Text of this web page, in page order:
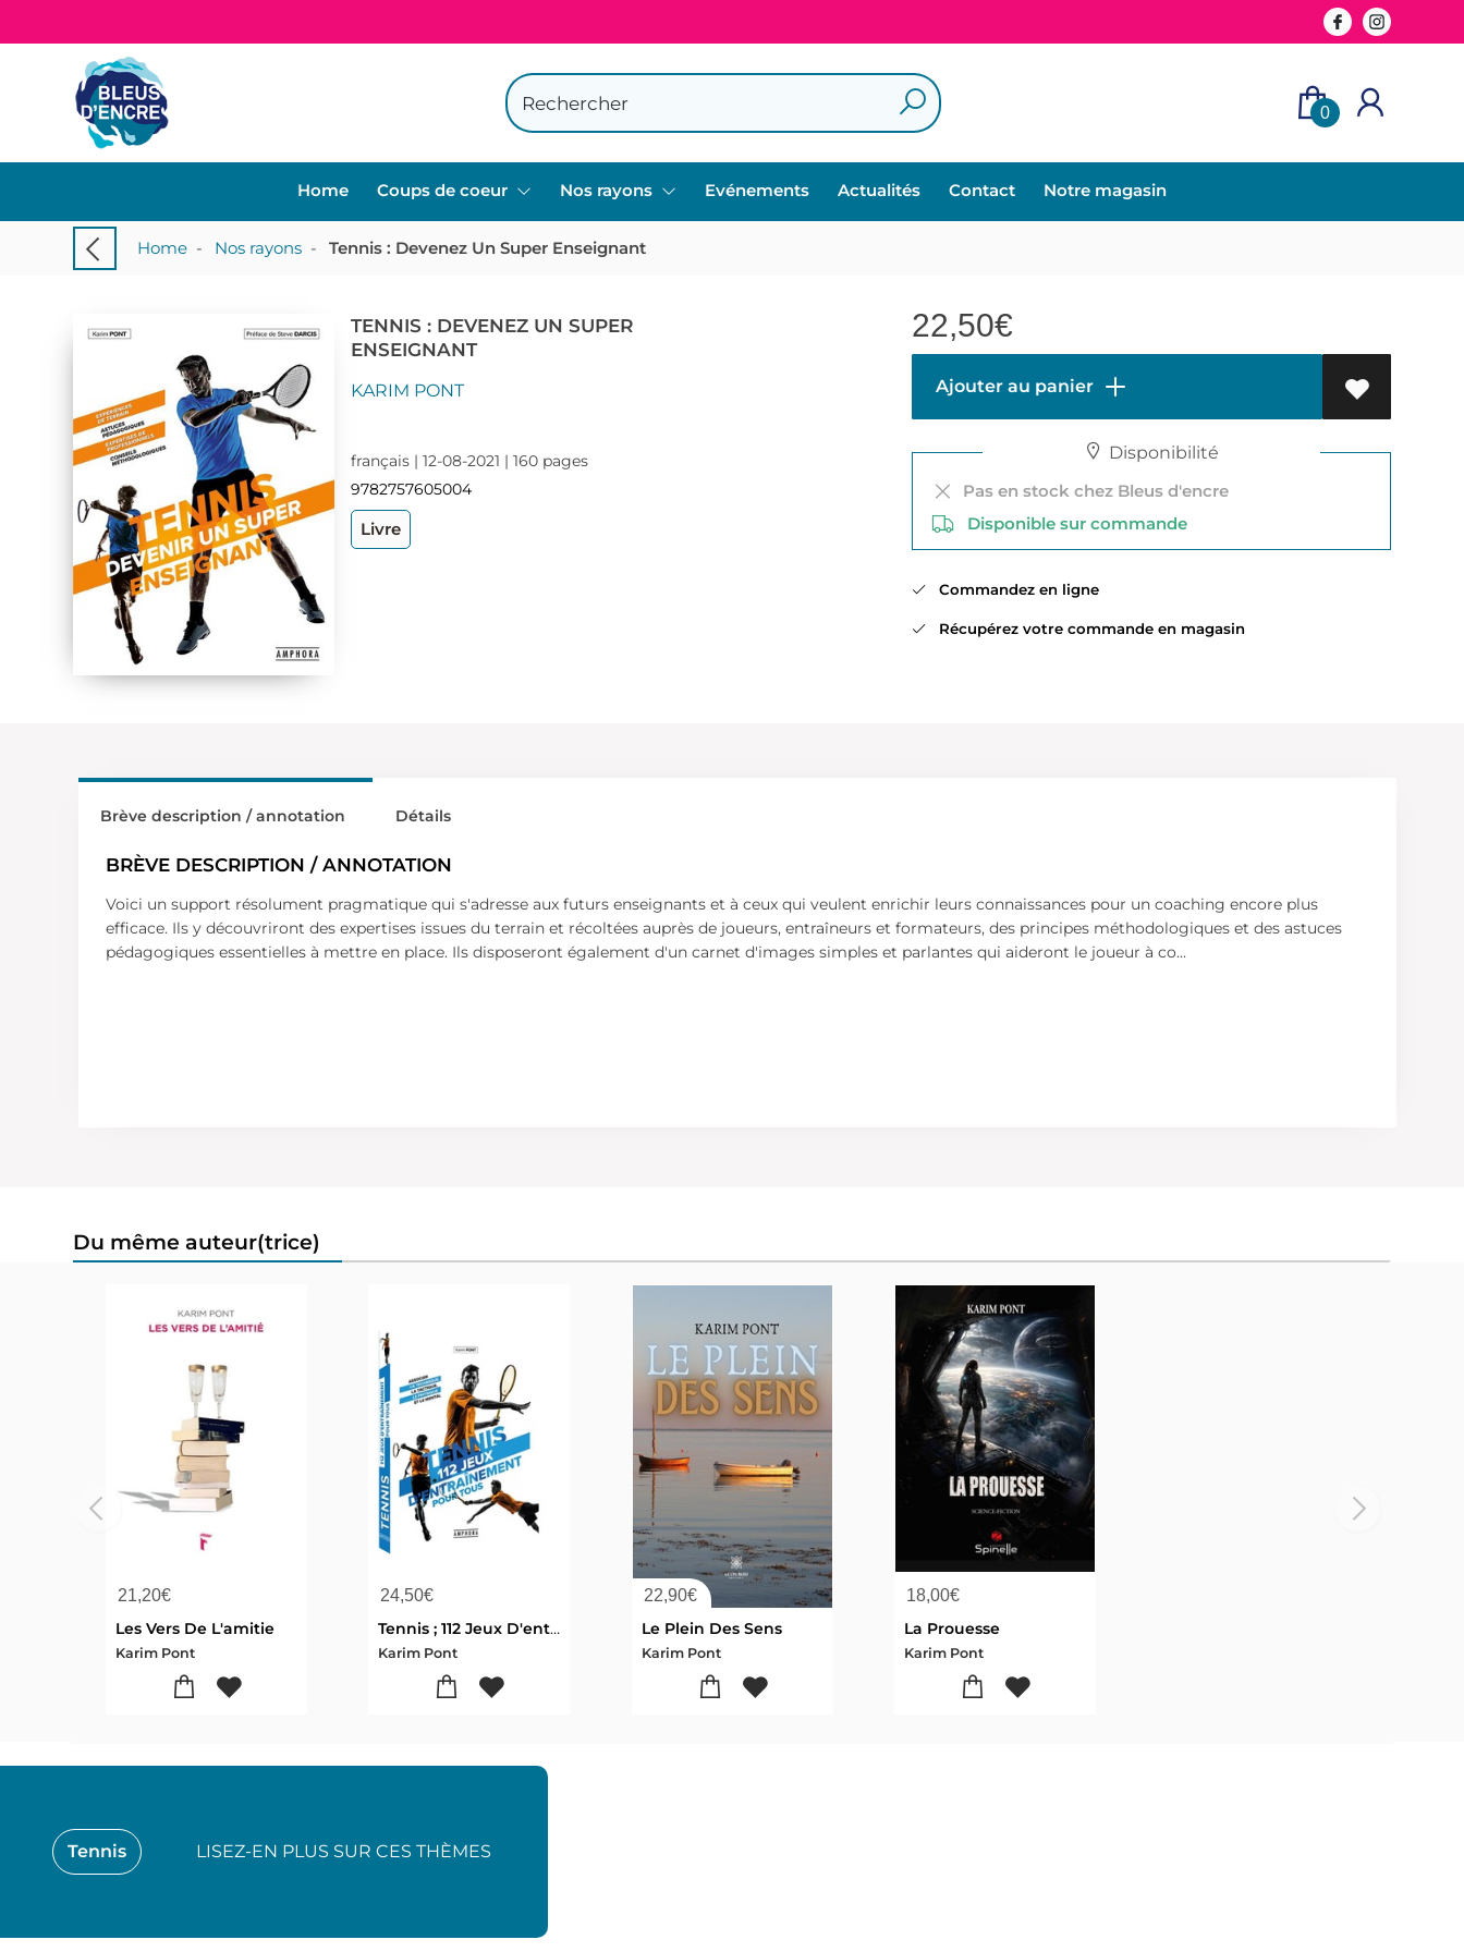
0
Home Coups de coeur Nos rayons Evénements Actualités Contact Notre magasin
Home - Nos rayons - Tennis : Devenez Un Super Enseignant
TENNIS : DEVENEZ UN SUPER
ENSEIGNANT
KARIM PONT
français | 12-08-2021 | 160 pages
9782757605004
Livre
22,50€
Ajouter au panier
Disponibilité
Pas en stock chez Bleus d'encre
Disponible sur commande
Commandez en ligne
Récupérez votre commande en magasin
Brève description / annotation
BRÈVE DESCRIPTION / ANNOTATION
Voici un support résolument pragmatique qui s'adresse aux futurs enseignants et à ceux qui veulent enrichir leurs connaissances pour un coaching encore plus
efficace. Ils y découvriront des expertises issues du terrain et récoltées auprès de joueurs, entraîneurs et formateurs, des principes méthodologiques et des astuces
pédagogiques essentielles à mettre en place. Ils disposeront également d'un carnet d'images simples et parlantes qui aideront le joueur à co...
Détails
Du même auteur(trice)
21,20€
Les Vers De L'amitie
Karim Pont
24,50€
Tennis ; 112 Jeux D'entrainement Pour Tous ; Associer La Technique, La Tactique, Le Physique Et Le Mental
Karim Pont
22,90€
Le Plein Des Sens
Karim Pont
18,00€
La Prouesse
Karim Pont
Tennis LISEZ-EN PLUS SUR CES THÈMES